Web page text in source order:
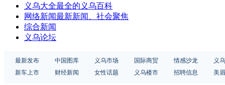
义乌大全最全的义乌百科
网络新闻最新新闻、社会聚焦
综合新闻
义乌论坛
最新发布 中国图库 义乌市场 国际商贸 情感沙龙
义
新车上市
财经新闻 女性话题 义乌楼市 招聘信息 美